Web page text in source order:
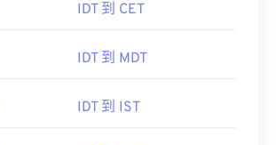
IDT 到 CET
IDT 到 MDT
IDT 到 IST